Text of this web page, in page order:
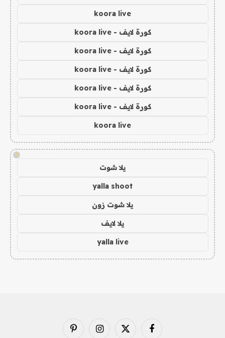
koora live
كورة لايف - koora live
كورة لايف - koora live
كورة لايف - koora live
كورة لايف - koora live
كورة لايف - koora live
koora live
!
يلا شوت
yalla shoot
يلا شوت زون
يلا لايف
yalla live
فيسبوك X الانستغرامبينتيريست